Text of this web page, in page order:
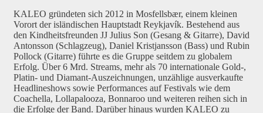
KALEO gründeten sich 2012 in Mosfellsbær, einem kleinen
Vorort der isländischen Hauptstadt Reykjavík. Bestehend aus
den Kindheitsfreunden JJ Julius Son (Gesang & Gitarre), David
Antonsson (Schlagzeug), Daniel Kristjansson (Bass) und Rubin
Pollock (Gitarre) führte es die Gruppe seitdem zu globalem
Erfolg. Über 6 Mrd. Streams, mehr als 70 internationale Gold-,
Platin- und Diamant-Auszeichnungen, unzählige ausverkaufte
Headlineshows sowie Performances auf Festivals wie dem
Coachella, Lollapalooza, Bonnaroo und weiteren reihen sich in
die Erfolge der Band. Darüber hinaus wurden KALEO zu